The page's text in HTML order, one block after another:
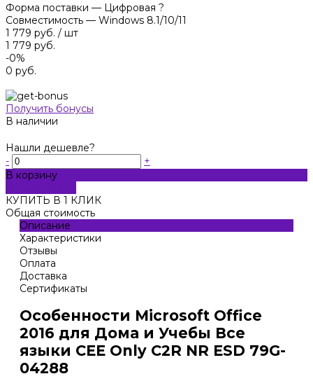
Форма поставки — Цифровая ?
Совместимость — Windows 8.1/10/11
1 779 руб. / шт
1 779 руб.
-0%
0 руб.
Получить бонусы
В наличии
Нашли дешевле?
-
+
В корзину
КУПИТЬ В 1 КЛИК
Общая стоимость
Описание
Характеристики
Отзывы
Оплата
Доставка
Сертификаты
Особенности Microsoft Office
2016 для Дома и Учебы Все
языки CEE Only C2R NR ESD 79G-
04288